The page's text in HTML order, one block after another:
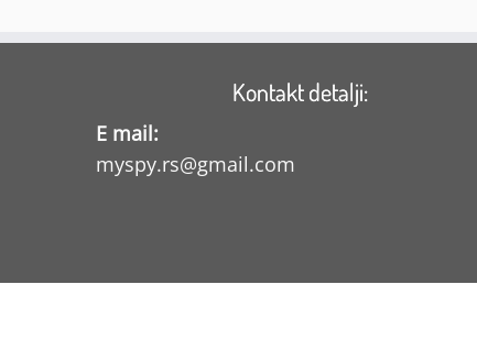
Kontakt detalji:
E mail:
myspy.rs@gmail.com